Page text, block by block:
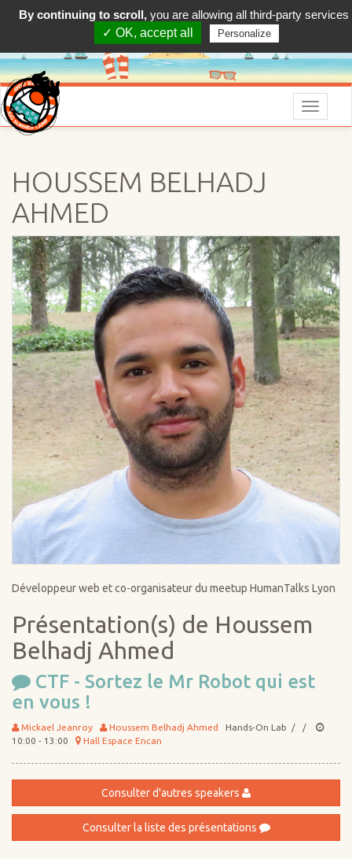
Menu
HOUSSEM BELHADJ
AHMED
Développeur web et co-organisateur du meetup HumanTalks Lyon
Présentation(s) de Houssem
Belhadj Ahmed
CTF - Sortez le Mr Robot qui est
en vous !
Mickael Jeanroy Houssem Belhadj Ahmed
Hands-On Lab / /
10:00 - 13:00
Hall Espace Encan
Consulter d'autres speakers
Consulter la liste des présentations
By continuing to scroll, you are allowing all third-party services
✓ OK, accept all
Personalize